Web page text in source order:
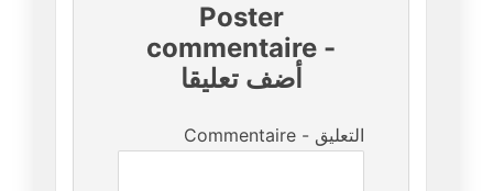
Poster
commentaire -
أضف تعليقا
Commentaire - التعليق